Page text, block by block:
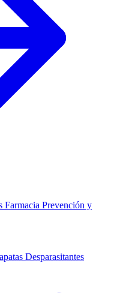
Farmacia Prevención y
Desparasitantes